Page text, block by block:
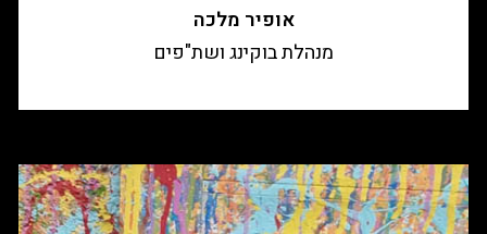
אופיר מלכה
מנהלת בוקינג ושת"פים